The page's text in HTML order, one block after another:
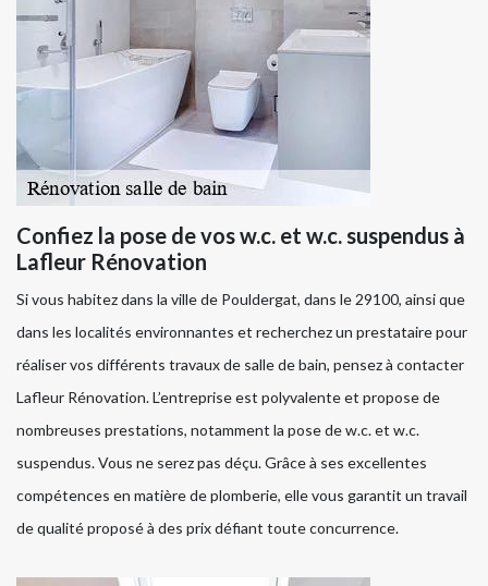
Confiez la pose de vos w.c. et w.c. suspendus à
Lafleur Rénovation
Si vous habitez dans la ville de Pouldergat, dans le 29100, ainsi que
dans les localités environnantes et recherchez un prestataire pour
réaliser vos différents travaux de salle de bain, pensez à contacter
Lafleur Rénovation. L’entreprise est polyvalente et propose de
nombreuses prestations, notamment la pose de w.c. et w.c.
suspendus. Vous ne serez pas déçu. Grâce à ses excellentes
compétences en matière de plomberie, elle vous garantit un travail
de qualité proposé à des prix défiant toute concurrence.